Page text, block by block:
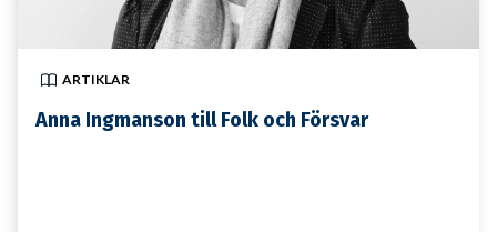
ARTIKLAR
Anna Ingmanson till Folk och Försvar